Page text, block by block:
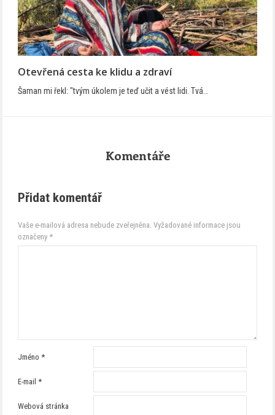
Otevřená cesta ke klidu a zdraví
Šaman mi řekl: "tvým úkolem je teď učit a vést lidi. Tvá…
Komentáře
Přidat komentář
Vaše e-mailová adresa nebude zveřejněna. Vyžadované informace jsou
označeny *
Jméno*
E-mail*
Webová stránka